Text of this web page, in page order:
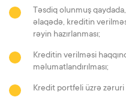
Təsdiq olunmuş
əlaqədə, kreditin
rəyin hazırlanması;
Kreditin verilməsi
məlumatlandırılması;
Kredit portfeli üzrə zəruri